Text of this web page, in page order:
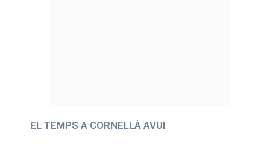
EL TEMPS A CORNELLÀ AVUI